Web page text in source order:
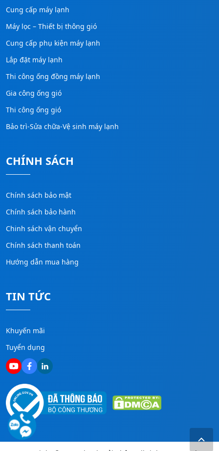
Cung cấp máy lạnh
Máy lọc – Thiết bị thông gió
Cung cấp phụ kiện máy lạnh
Lắp đặt máy lạnh
Thi công ống đồng máy lạnh
Gia công ống gió
Thi công ống gió
Bảo trì-Sửa chữa-Vệ sinh máy lạnh
CHÍNH SÁCH
Chính sách bảo mật
Chính sách bảo hành
Chinh sách vận chuyển
Chính sách thanh toán
Hướng dẫn mua hàng
TIN TỨC
Khuyến mãi
Tuyển dụng